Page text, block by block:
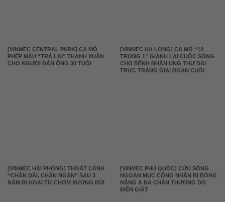
[VINMEC CENTRAL PARK] CA MỔ
PHÉP MÀU “TRẢ LẠI” THANH XUÂN
CHO NGƯỜI ĐÀN ÔNG 30 TUỔI
[VINMEC HẠ LONG] CA MỔ “10
TRONG 1” GIÀNH LẠI CUỘC SỐNG
CHO BỆNH NHÂN UNG THƯ ĐẠI
TRỰC TRÀNG GIAI ĐOẠN CUỐI
[VINMEC HẢI PHÒNG] THOÁT CẢNH
“CHÂN DÀI, CHÂN NGẮN” SAU 3
NĂM BỊ HOẠI TỬ CHỎM XƯƠNG ĐÙI
[VINMEC PHÚ QUỐC] CỨU SỐNG
NGOẠN MỤC CÔNG NHÂN BỊ BỎNG
NẶNG & ĐA CHẤN THƯƠNG DO
ĐIỆN GIẬT